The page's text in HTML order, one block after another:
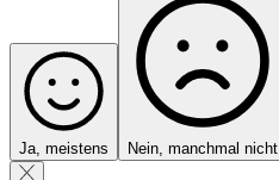
Ja, meistens Nein, manchmal nicht